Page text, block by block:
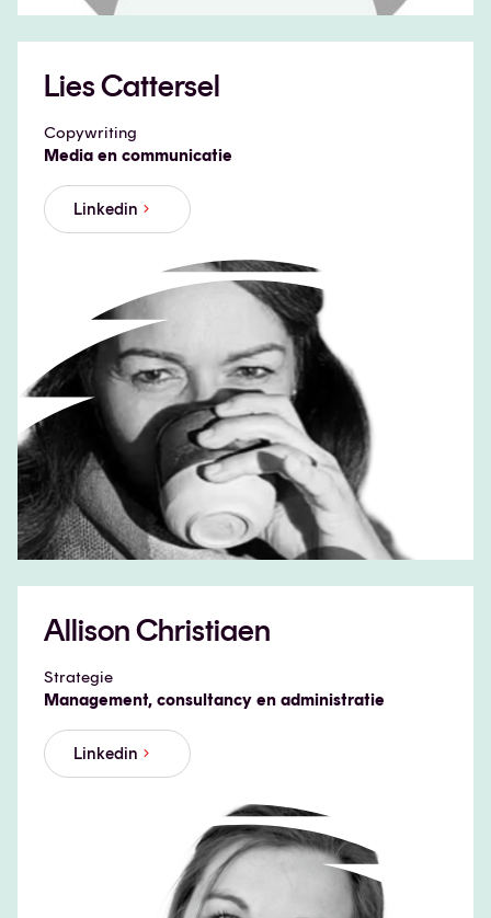
Lies Cattersel
Copywriting
Media en communicatie
Linkedin
Allison Christiaen
Strategie
Management, consultancy en administratie
Linkedin